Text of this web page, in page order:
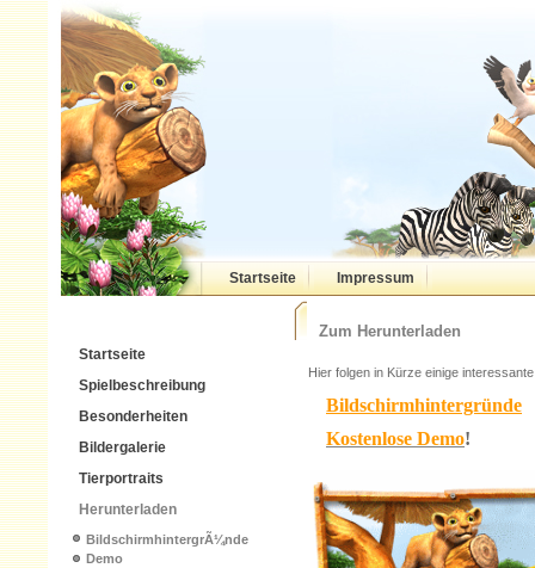
Startseite Impressum
Startseite
Spielbeschreibung
Besonderheiten
Bildergalerie
Tierportraits
Herunterladen
BildschirmhintergrÃ¼nde
Demo
Zum Herunterladen
Hier folgen in Kürze einige
Bildschirmhintergründe
Kostenlose Demo!